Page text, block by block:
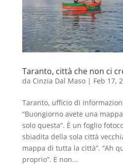
Taranto, città che non ci
da Cinzia Dal Maso| Feb 17,
Taranto, ufficio di
“Buongiorno avete una
solo questa”. È un foglio
sbiadita della sola città
mappa di tutta la città”. “Ah
proprio”. E non...